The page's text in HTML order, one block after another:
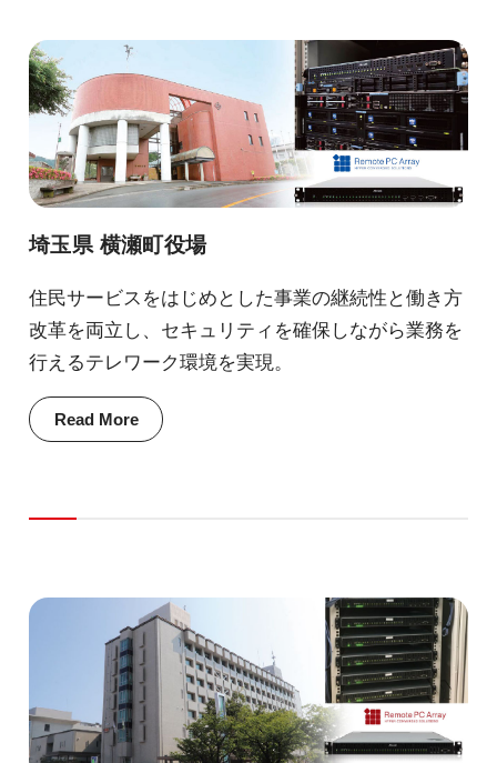
埼玉県 横瀬町役場
住民サービスをはじめとした事業の継続性と働き方
改革を両立し、セキュリティを確保しながら業務を
行えるテレワーク環境を実現。
Read More